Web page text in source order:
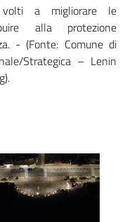
volti a migliorare le
alla protezione
- (Fonte: Comune di
Strategica – Lenin